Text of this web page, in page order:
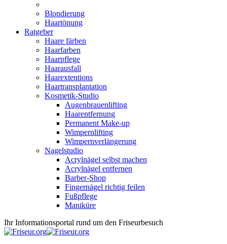
Blondierung
Haartönung
Ratgeber
Haare färben
Haarfarben
Haarpflege
Haarausfall
Haarextentions
Haartransplantation
Kosmetik-Studio
Augenbrauenlifting
Haarentfernung
Permanent Make-up
Wimpernlifting
Wimpernverlängerung
Nagelstudio
Acrylnägel selbst machen
Acrylnägel entfernen
Barber-Shop
Fingernägel richtig feilen
Fußpflege
Maniküre
Ihr Informationsportal rund um den Friseurbesuch